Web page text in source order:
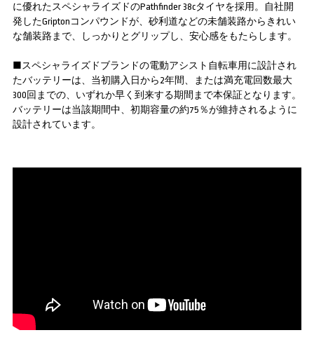
に優れたスペシャライズドのPathfinder 38cタイヤを採用。自社開
発したGriptonコンパウンドが、砂利道などの未舗装路からきれい
な舗装路まで、しっかりとグリップし、安心感をもたらします。
■スペシャライズドブランドの電動アシスト自転車用に設計され
たバッテリーは、当初購入日から2年間、または満充電回数最大
300回までの、いずれか早く到来する期間まで本保証となります。
バッテリーは当該期間中、初期容量の約75％が維持されるように
設計されています。